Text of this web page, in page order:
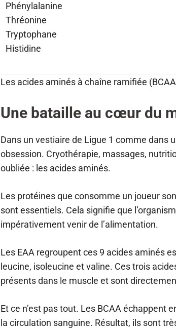
Phénylalanine
Thréonine
Tryptophane
Histidine
Les acides aminés à chaîne ramifiée
Une bataille au cœur du
Dans un vestiaire de Ligue 1 comme dans
obsession. Cryothérapie, massages,
oubliée : les acides aminés.
Les protéines que consomme un joueur
sont essentiels. Cela signifie que
impérativement venir de l’alimentation.
Les EAA regroupent ces 9 acides aminés
leucine, isoleucine et valine. Ces trois
présents dans le muscle et sont
Et ce n’est pas tout. Les BCAA échappent
la circulation sanguine. Résultat, ils sont